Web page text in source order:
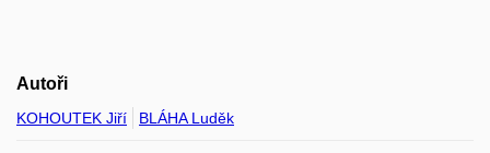
Autoři
KOHOUTEK Jiří BLÁHA Luděk